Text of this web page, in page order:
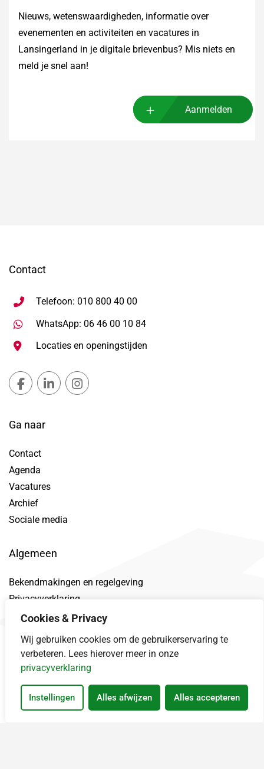
Cookies & Privacy
Wij gebruiken cookies om de gebruikerservaring te
verbeteren. Lees hierover meer in onze
privacyverklaring
Instellingen Alles afwijzen Alles accepteren
Nieuws, wetenswaardigheden, informatie over
evenementen en activiteiten en vacatures in
Lansingerland in je digitale brievenbus? Mis niets en
meld je snel aan!
Aanmelden
Contact
Telefoon: 010 800 40 00
WhatsApp: 06 46 00 10 84Stuur WhatsApp bericht,
Locaties en openingstijden
Gemeente Lansingerland Facebook, opent in nieuw
Gemeente Lansingerland LinkedIn, opent in
Ga naar
Contact
Agenda
Vacatures
Archief
Sociale media
Algemeen
Bekendmakingen en regelgeving
Privacyverklaring
Toegankelijkheidsverklaring
Datalek